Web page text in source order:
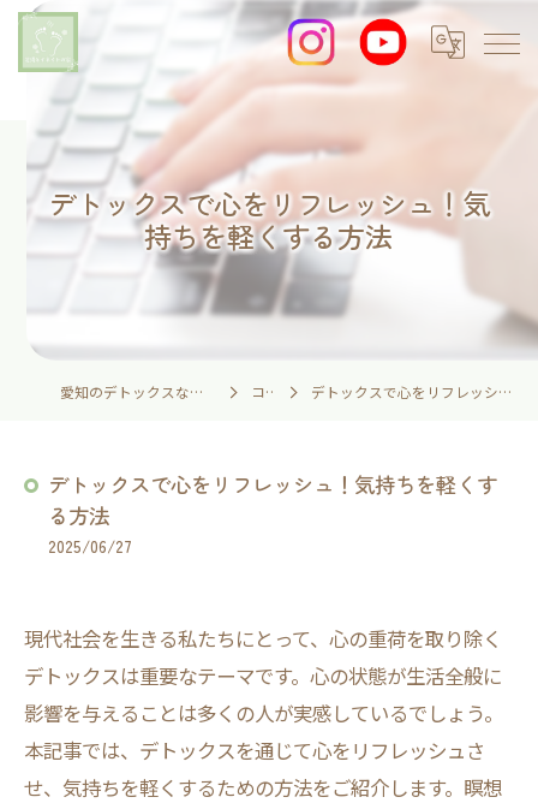
デトックスで心をリフレッシュ！気
持ちを軽くする方法
愛知のデトックスなら足湯とイネイトの家 コラム デトックスで心をリフレッシュ！気持ちを軽くする方法
デトックスで心をリフレッシュ！気持ちを軽くす
る方法
2025/06/27
現代社会を生きる私たちにとって、心の重荷を取り除く
デトックスは重要なテーマです。心の状態が生活全般に
影響を与えることは多くの人が実感しているでしょう。
本記事では、デトックスを通じて心をリフレッシュさ
せ、気持ちを軽くするための方法をご紹介します。瞑想